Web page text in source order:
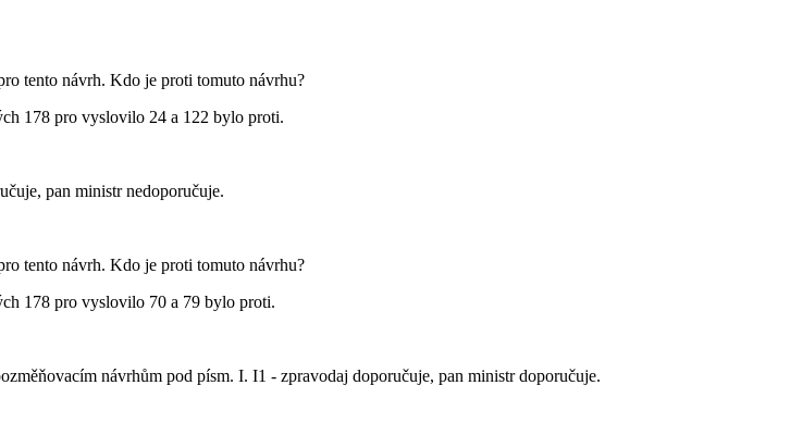
tento návrh. Kdo je proti tomuto návrhu?
178 pro vyslovilo 24 a 122 bylo proti.
pan ministr nedoporučuje.
tento návrh. Kdo je proti tomuto návrhu?
178 pro vyslovilo 70 a 79 bylo proti.
návrhům pod písm. I. I1 - zpravodaj doporučuje, pan ministr doporučuje.